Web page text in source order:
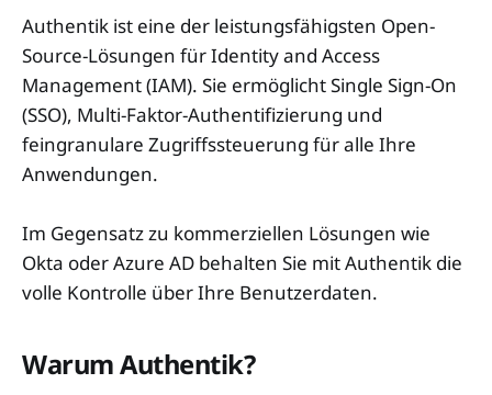
Authentik ist eine der leistungsfähigsten Open-
Source-Lösungen für Identity and Access
Management (IAM). Sie ermöglicht Single Sign-On
(SSO), Multi-Faktor-Authentifizierung und
feingranulare Zugriffssteuerung für alle Ihre
Anwendungen.
Im Gegensatz zu kommerziellen Lösungen wie
Okta oder Azure AD behalten Sie mit Authentik die
volle Kontrolle über Ihre Benutzerdaten.
Warum Authentik?